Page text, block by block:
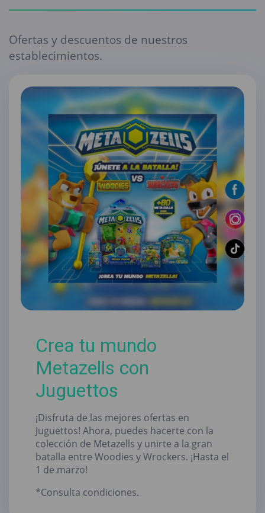
Ofertas y descuentos de nuestros
establecimientos.
Crea tu mundo
Metazells con
Juguettos
¡Disfruta de las mejores ofertas en
Juguettos! Ahora, puedes hacerte con la
colección de Metazells y unirte a la gran
batalla entre Woodies y Wrockers. ¡Hasta el
1 de marzo!
*Consulta condiciones.